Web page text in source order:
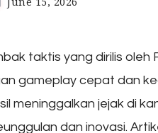
taktis yang dirilis oleh
gameplay cepat dan
meninggalkan jejak di
dan inovasi.